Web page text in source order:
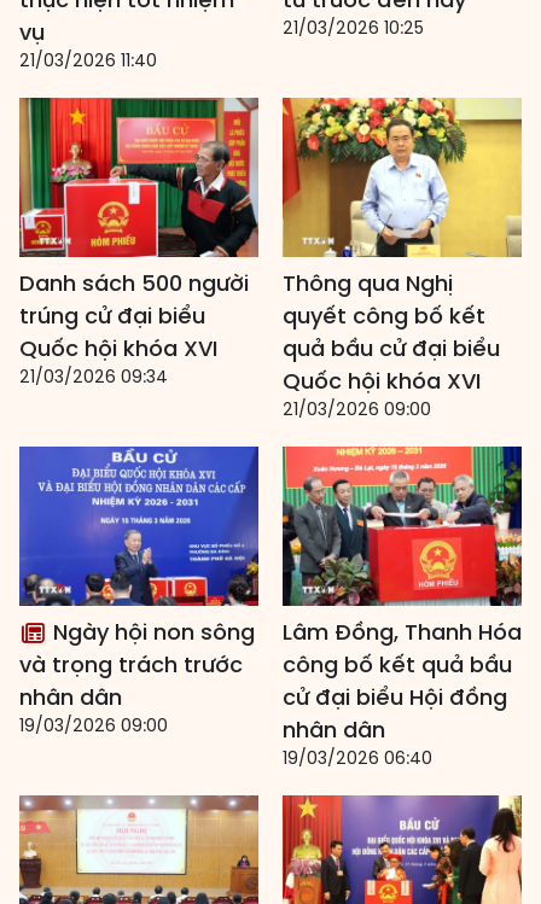
vụ
21/03/2026 11:40
21/03/2026 10:25
Danh sách 500 người
trúng cử đại biểu
Quốc hội khóa XVI
21/03/2026 09:34
Thông qua Nghị
quyết công bố kết
quả bầu cử đại biểu
Quốc hội khóa XVI
21/03/2026 09:00
Ngày hội non sông
và trọng trách trước
nhân dân
19/03/2026 09:00
Lâm Đồng, Thanh Hóa
công bố kết quả bầu
cử đại biểu Hội đồng
nhân dân
19/03/2026 06:40